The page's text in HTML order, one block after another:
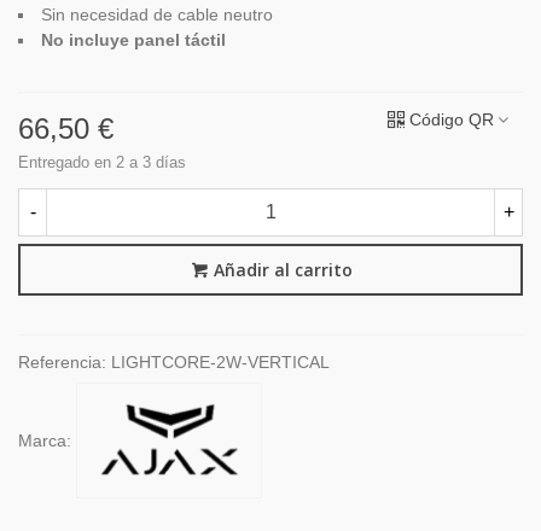
Sin necesidad de cable neutro
No incluye panel táctil
66,50 €
Entregado en 2 a 3 días
Código QR
- +
Añadir al carrito
Referencia: LIGHTCORE-2W-VERTICAL
Marca: